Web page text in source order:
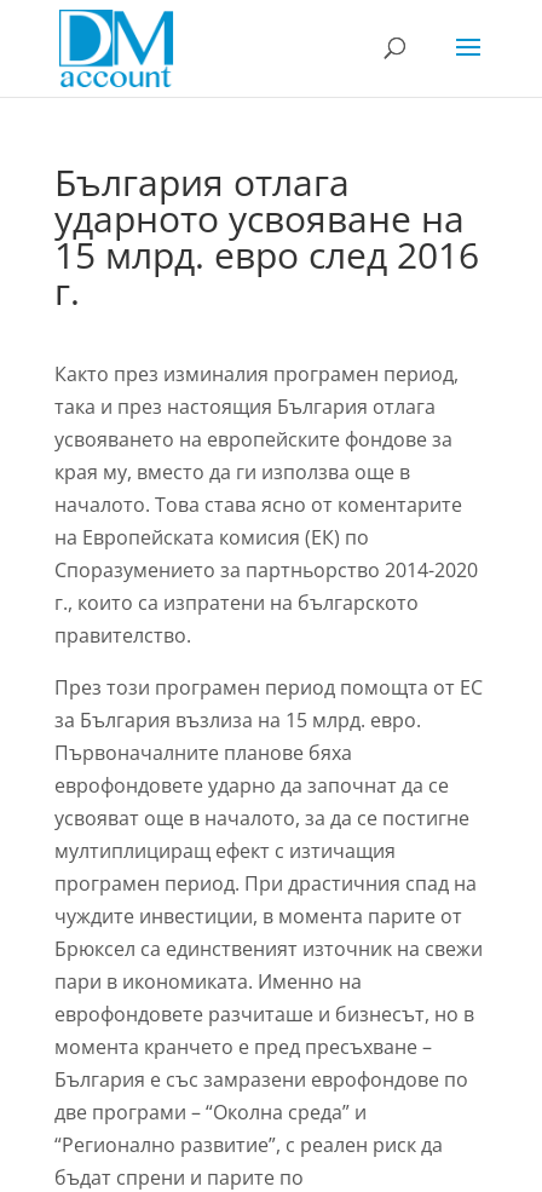
България отлага
ударното усвояване на
15 млрд. евро след 2016
г.
Както през изминалия програмен период,
така и през настоящия България отлага
усвояването на европейските фондове за
края му, вместо да ги използва още в
началото. Това става ясно от коментарите
на Европейската комисия (ЕК) по
Споразумението за партньорство 2014-2020
г., които са изпратени на българското
правителство.
През този програмен период помощта от ЕС
за България възлиза на 15 млрд. евро.
Първоначалните планове бяха
еврофондовете ударно да започнат да се
усвояват още в началото, за да се постигне
мултиплициращ ефект с изтичащия
програмен период. При драстичния спад на
чуждите инвестиции, в момента парите от
Брюксел са единственият източник на свежи
пари в икономиката. Именно на
еврофондовете разчиташе и бизнесът, но в
момента кранчето е пред пресъхване –
България е със замразени еврофондове по
две програми – “Околна среда” и
“Регионално развитие”, с реален риск да
бъдат спрени и парите по